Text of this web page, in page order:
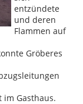
entzündete
und deren
Flammen auf
Gröberes
Gasthaus.